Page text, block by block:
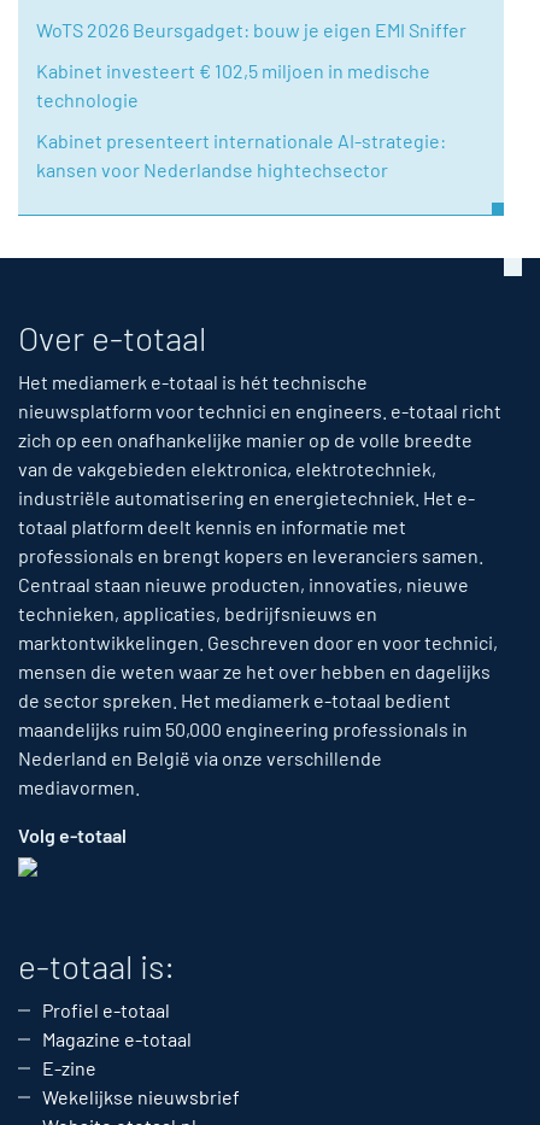
WoTS 2026 Beursgadget: bouw je eigen EMI Sniffer
Kabinet investeert € 102,5 miljoen in medische
technologie
Kabinet presenteert internationale AI-strategie:
kansen voor Nederlandse hightechsector
Over e-totaal
Het mediamerk e-totaal is hét technische
nieuwsplatform voor technici en engineers. e-totaal richt
zich op een onafhankelijke manier op de volle breedte
van de vakgebieden elektronica, elektrotechniek,
industriële automatisering en energietechniek. Het e-
totaal platform deelt kennis en informatie met
professionals en brengt kopers en leveranciers samen.
Centraal staan nieuwe producten, innovaties, nieuwe
technieken, applicaties, bedrijfsnieuws en
marktontwikkelingen. Geschreven door en voor technici,
mensen die weten waar ze het over hebben en dagelijks
de sector spreken. Het mediamerk e-totaal bedient
maandelijks ruim 50,000 engineering professionals in
Nederland en België via onze verschillende
mediavormen.
Volg e-totaal
e-totaal is:
Profiel e-totaal
Magazine e-totaal
E-zine
Wekelijkse nieuwsbrief